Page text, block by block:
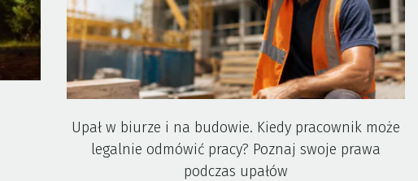
Upał w biurze i na budowie. Kiedy pracownik może
legalnie odmówić pracy? Poznaj swoje prawa
podczas upałów